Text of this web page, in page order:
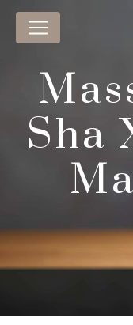
Massage Gua
Sha
Panneau de gestion